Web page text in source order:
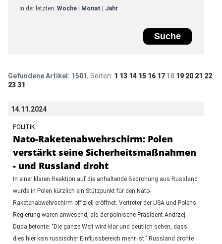
in der letzten: Woche| Monat Jahr
Gefundene Artikel: 1501, Seiten: 1 13 14 15 16 17 18 19 20 21 22
23 31
14.11.2024
POLITIK
Nato-Raketenabwehrschirm: Polen
verstärkt seine Sicherheitsmaßnahmen
- und Russland droht
In einer klaren Reaktion auf die anhaltende Bedrohung aus Russland
wurde in Polen kürzlich ein Stützpunkt für den Nato-
Raketenabwehrschirm offiziell eröffnet. Vertreter der USA und Polens
Regierung waren anwesend, als der polnische Präsident Andrzej
Duda betonte: "Die ganze Welt wird klar und deutlich sehen, dass
dies hier kein russischer Einflussbereich mehr ist." Russland drohte